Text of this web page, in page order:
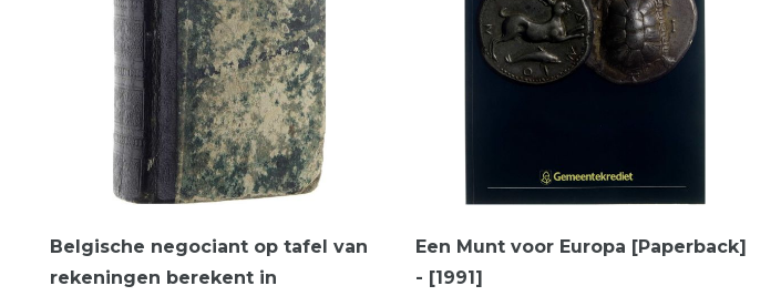
Belgische negociant op tafel van
rekeningen berekent in
Een Munt voor Europa [Paperback]
- [1991]